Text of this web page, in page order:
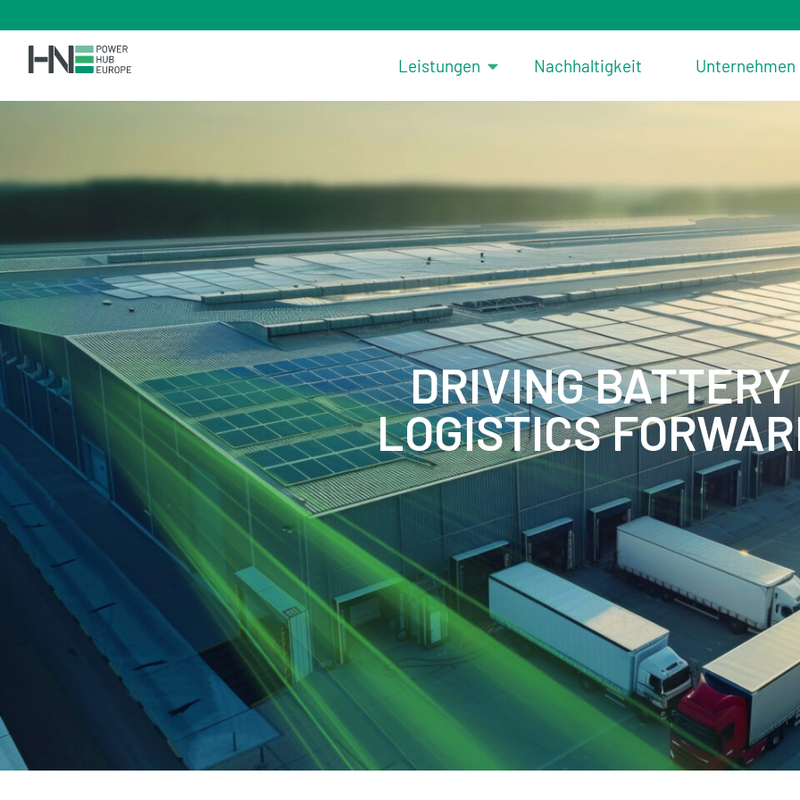
Leistungen Nachhaltigkeit Unternehmen
DRIVING BATTERY
LOGISTICS